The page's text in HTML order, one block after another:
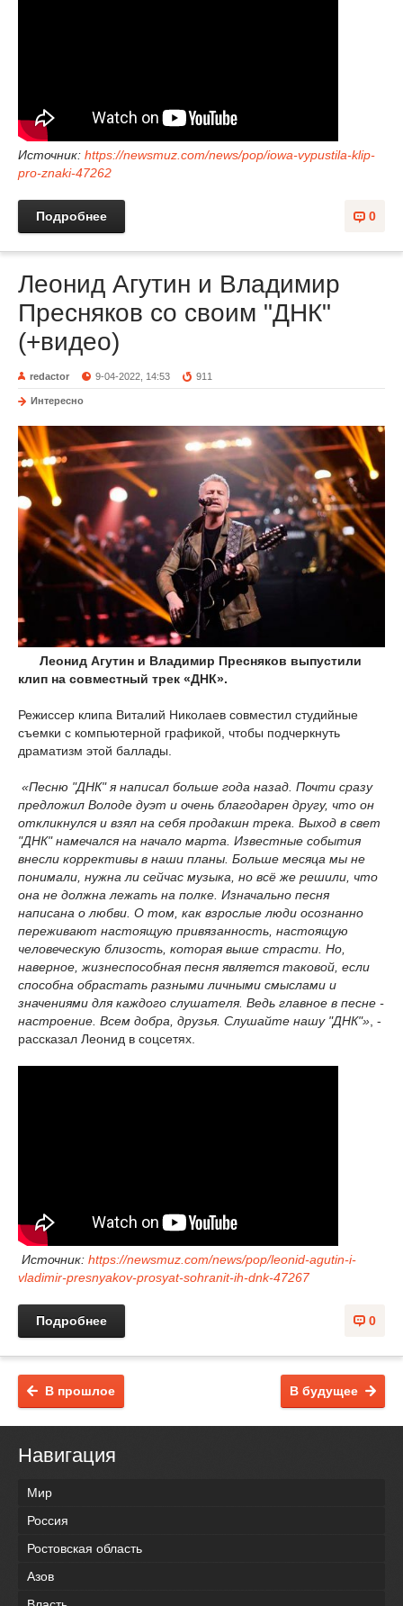
Источник: https://newsmuz.com/news/pop/iowa-vypustila-klip-
pro-znaki-47262
0
Подробнее
Леонид Агутин и Владимир
Пресняков со своим "ДНК"
(+видео)
redactor 9-04-2022, 14:53 911
Интересно
Леонид Агутин и Владимир Пресняков выпустили
клип на совместный трек «ДНК».
Режиссер клипа Виталий Николаев совместил студийные
съемки с компьютерной графикой, чтобы подчеркнуть
драматизм этой баллады.
«Песню "ДНК" я написал больше года назад. Почти сразу
предложил Володе дуэт и очень благодарен другу, что он
откликнулся и взял на себя продакшн трека. Выход в свет
"ДНК" намечался на начало марта. Известные события
внесли коррективы в наши планы. Больше месяца мы не
понимали, нужна ли сейчас музыка, но всё же решили, что
она не должна лежать на полке. Изначально песня
написана о любви. О том, как взрослые люди осознанно
переживают настоящую привязанность, настоящую
человеческую близость, которая выше страсти. Но,
наверное, жизнеспособная песня является таковой, если
способна обрастать разными личными смыслами и
значениями для каждого слушателя. Ведь главное в песне -
настроение. Всем добра, друзья. Слушайте нашу "ДНК"» , -
рассказал Леонид в соцсетях.
Источник: https://newsmuz.com/news/pop/leonid-agutin-i-
vladimir-presnyakov-prosyat-sohranit-ih-dnk-47267
0
Подробнее
В будущее
В прошлое
Навигация
Мир
Россия
Ростовская область
Азов